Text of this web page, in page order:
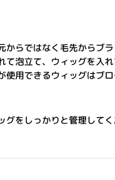
らではなく毛先からブ
泡立て、ウィッグを入
用できるウィッグはブ
をしっかりと管理してく